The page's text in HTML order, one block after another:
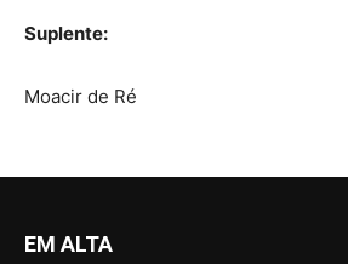
Suplente:
Moacir de Ré
EM ALTA